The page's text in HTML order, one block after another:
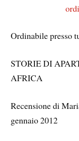
Ordinabile presso
STORIE DI
AFRICA
Recensione di
gennaio 2012